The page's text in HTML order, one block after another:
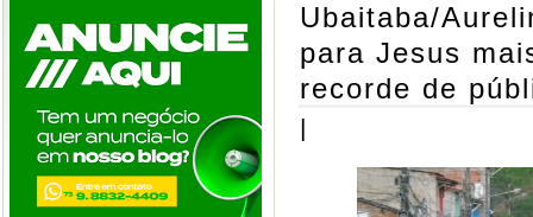
Ubaitaba/
para Jesus
recorde de
|